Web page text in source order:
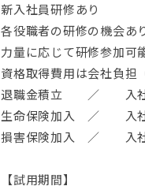
新入社員研修あり
各役職者の研修の機会あ
力量に応じて研修参加可
資格取得費用は会社負
退職金積立 ／ 入社
生命保険加入 ／ 入社
損害保険加入 ／ 入社
【試用期間】